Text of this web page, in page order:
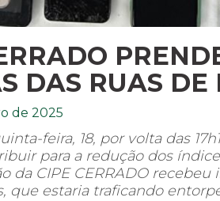
DAS RUAS DE
de 2025
feira, 18, por volta das
para a redução dos
da CIPE CERRADO
que estaria traficando